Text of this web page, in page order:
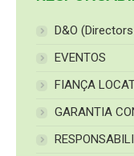
D&O
EVENTOS
FIANÇA
GARANTIA